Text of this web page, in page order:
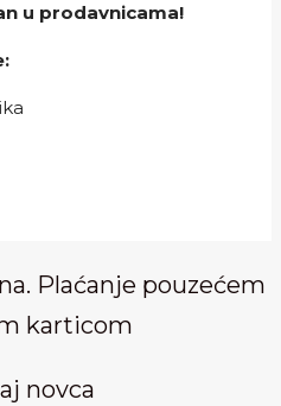
u prodavnicama!
Plaćanje pouzećem
karticom
novca